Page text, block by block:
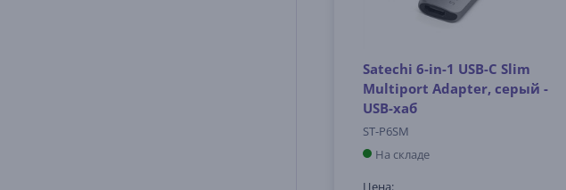
Satechi 6-in-1 USB-C Slim
Multiport Adapter, серый -
USB-хаб
ST-P6SM
На складе
Цена: